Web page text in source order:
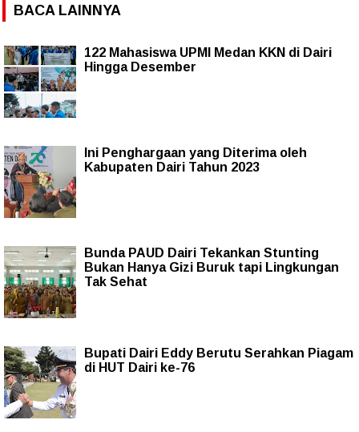
BACA LAINNYA
122 Mahasiswa UPMI Medan KKN di Dairi
Hingga Desember
Ini Penghargaan yang Diterima oleh
Kabupaten Dairi Tahun 2023
Bunda PAUD Dairi Tekankan Stunting
Bukan Hanya Gizi Buruk tapi Lingkungan
Tak Sehat
Bupati Dairi Eddy Berutu Serahkan Piagam
di HUT Dairi ke-76